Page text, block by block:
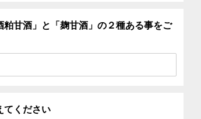
甘酒」と「麹甘酒」の２種ある事をご
てください